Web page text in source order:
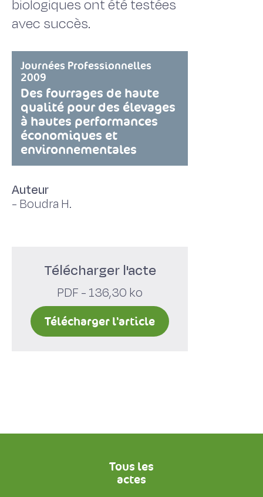
biologiques ont été testées
avec succès.
Journées Professionnelles
2009
Des fourrages de haute
qualité pour des élevages
à hautes performances
économiques et
environnementales
Auteur
- Boudra H.
Télécharger l'acte
PDF - 136,30 ko
Télécharger l'article
Tous les
actes